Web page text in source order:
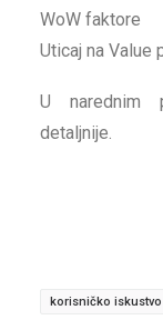
WoW faktore
Uticaj na Value
U narednim
detaljnije.
korisničko iskustvo